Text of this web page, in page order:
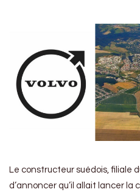
Le constructeur suédois, filiale
d’annoncer qu’il allait lancer la